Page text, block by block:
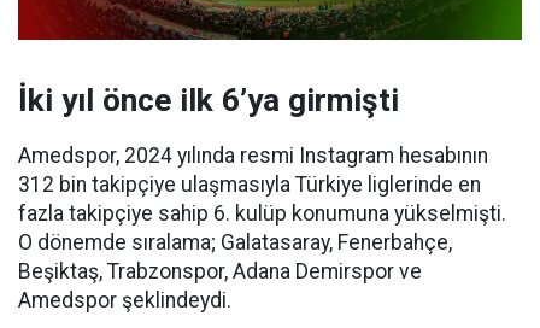
İki yıl önce ilk 6’ya girmişti
Amedspor, 2024 yılında resmi Instagram hesabının
312 bin takipçiye ulaşmasıyla Türkiye liglerinde en
fazla takipçiye sahip 6. kulüp konumuna yükselmişti.
O dönemde sıralama; Galatasaray, Fenerbahçe,
Beşiktaş, Trabzonspor, Adana Demirspor ve
Amedspor şeklindeydi.